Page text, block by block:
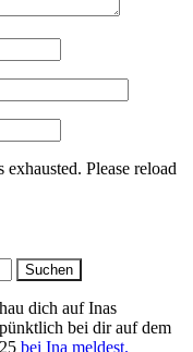
Please reload
dich auf Inas
bei dir auf dem
bei Ina meldest.